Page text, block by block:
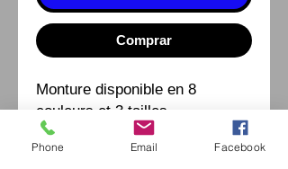
Comprar
Monture disponible en 8
couleurs et 3 tailles
Phone Email Facebook